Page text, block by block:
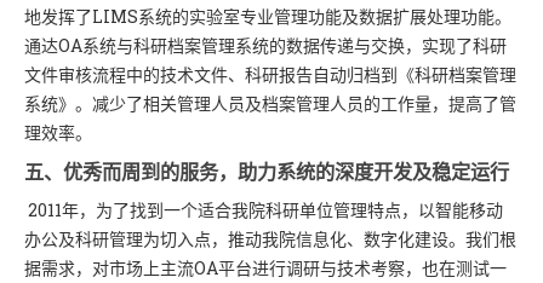
地发挥了LIMS系统的实验室专业管理功能及数据扩展处理功能。
通达OA系统与科研档案管理系统的数据传递与交换，实现了科研
文件审核流程中的技术文件、科研报告自动归档到《科研档案管理
系统》。减少了相关管理人员及档案管理人员的工作量，提高了管
理效率。
五、优秀而周到的服务，助力系统的深度开发及稳定运行
2011年，为了找到一个适合我院科研单位管理特点，以智能移动
办公及科研管理为切入点，推动我院信息化、数字化建设。我们根
据需求，对市场上主流OA平台进行调研与技术考察，也在测试一